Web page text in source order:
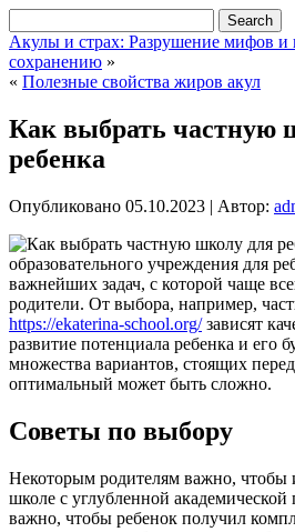
Акулы и страх: Разрушение мифов и
сохранению »
« Полезные свойства жиров акул
Как выбрать частную
ребенка
Опубликовано 05.10.2023 | Автор:
образовательного учреждения для
важнейших задач, с которой чаще
родители. От выбора, например,
https://ekaterina-school.org/зависят
развитие потенциала ребенка и его
множества вариантов, стоящих
оптимальный может быть сложно.
Советы по выбору
Некоторым родителям важно, чтобы
школе с углубленной
важно, чтобы ребенок получил